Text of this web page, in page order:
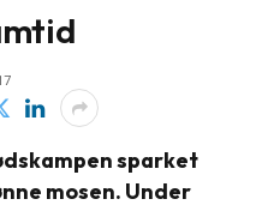
sparket
mosen. Under